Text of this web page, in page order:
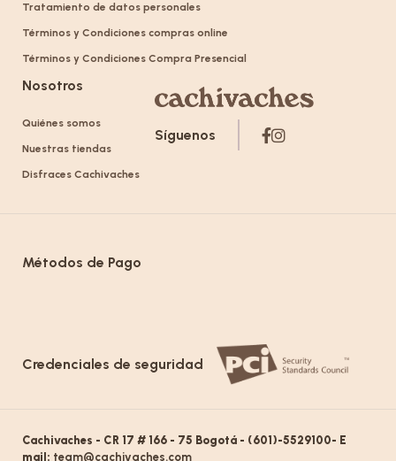
Tratamiento de datos personales
Términos y Condiciones compras online
Términos y Condiciones Compra Presencial
Nosotros
Quiénes somos
Nuestras tiendas
Disfraces Cachivaches
Síguenos
Métodos de Pago
Credenciales de seguridad
Cachivaches - CR 17 # 166 - 75 Bogotá - (601)-5529100- E
mail: team@cachivaches.com